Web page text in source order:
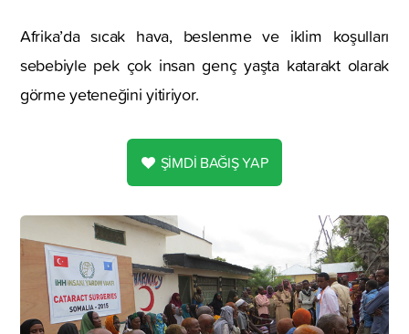
Afrika’da sıcak hava, beslenme ve iklim koşulları
sebebiyle pek çok insan genç yaşta katarakt olarak
görme yeteneğini yitiriyor.
ŞİMDİ BAĞIŞ YAP